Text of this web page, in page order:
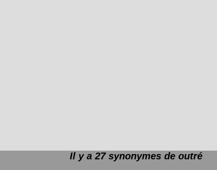
Il y a 27 synonymes de outré